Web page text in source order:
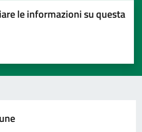
le informazioni su questa
5 stelle su 5
su 5
su 5
5